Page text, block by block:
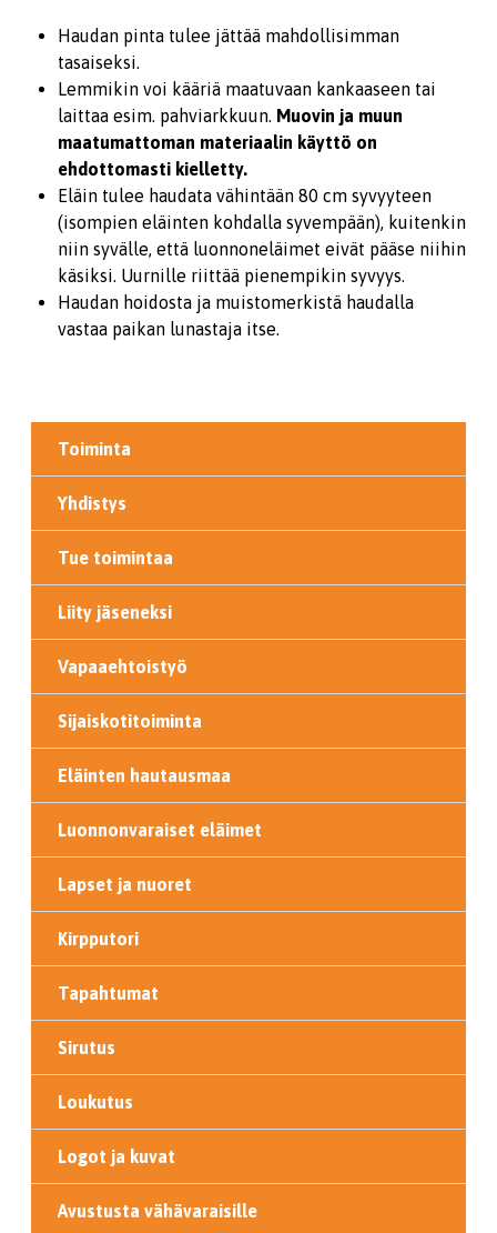
Haudan pinta tulee jättää mahdollisimman
tasaiseksi.
Lemmikin voi kääriä maatuvaan kankaaseen tai
laittaa esim. pahviarkkuun. Muovin ja muun
maatumattoman materiaalin käyttö on
ehdottomasti kielletty.
Eläin tulee haudata vähintään 80 cm syvyyteen
(isompien eläinten kohdalla syvempään), kuitenkin
niin syvälle, että luonnoneläimet eivät pääse niihin
käsiksi. Uurnille riittää pienempikin syvyys.
Haudan hoidosta ja muistomerkistä haudalla
vastaa paikan lunastaja itse.
Toiminta
Yhdistys
Tue toimintaa
Liity jäseneksi
Vapaaehtoistyö
Sijaiskotitoiminta
Eläinten hautausmaa
Luonnonvaraiset eläimet
Lapset ja nuoret
Kirpputori
Tapahtumat
Sirutus
Loukutus
Logot ja kuvat
Avustusta vähävaraisille